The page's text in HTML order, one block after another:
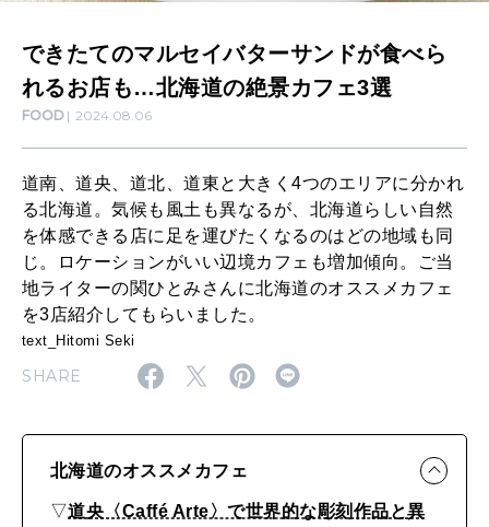
ママもいろいろ
CULTURE
自分を耕す
いい人生って？
MAGAZINE
ー
サ
ン
が
食
べ
ら
れ
る
店
も
できたてのマルセイバターサンドが食べら
れるお店も…北海道の絶景カフェ3選
FOOD 2024.08.06
道南、道央、道北、道東と大きく4つのエリアに分かれ
る北海道。気候も風土も異なるが、北海道らしい自然
を体感できる店に足を運びたくなるのはどの地域も同
じ。ロケーションがいい辺境カフェも増加傾向。ご当
地ライターの関ひとみさんに北海道のオススメカフェ
を3店紹介してもらいました。
text_Hitomi Seki
SHARE
北海道のオススメカフェ
▽道央〈Caffé Arte〉で世界的な彫刻作品と異